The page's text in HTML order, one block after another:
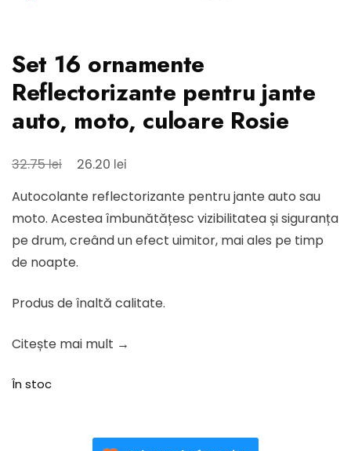
Set 16 ornamente
Reflectorizante pentru jante
auto, moto, culoare Rosie
32.75lei
Prețul
a
fost:
32.75 lei.
26.20 lei
este:
26.20 lei.
Autocolante reflectorizante pentru jante auto sau
moto. Acestea îmbunătățesc vizibilitatea și siguranța
pe drum, creând un efect uimitor, mai ales pe timp
de noapte.
Produs de înaltă calitate.
Citește mai mult →
În stoc